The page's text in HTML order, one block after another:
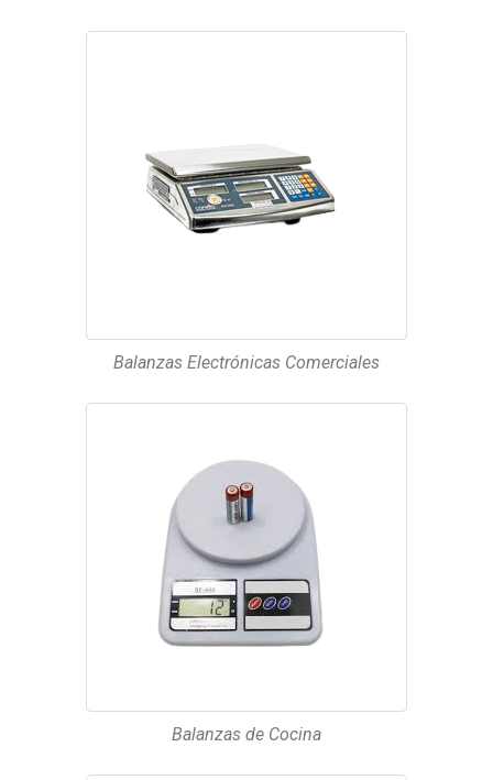
Balanzas Electrónicas Comerciales
Balanzas de Cocina